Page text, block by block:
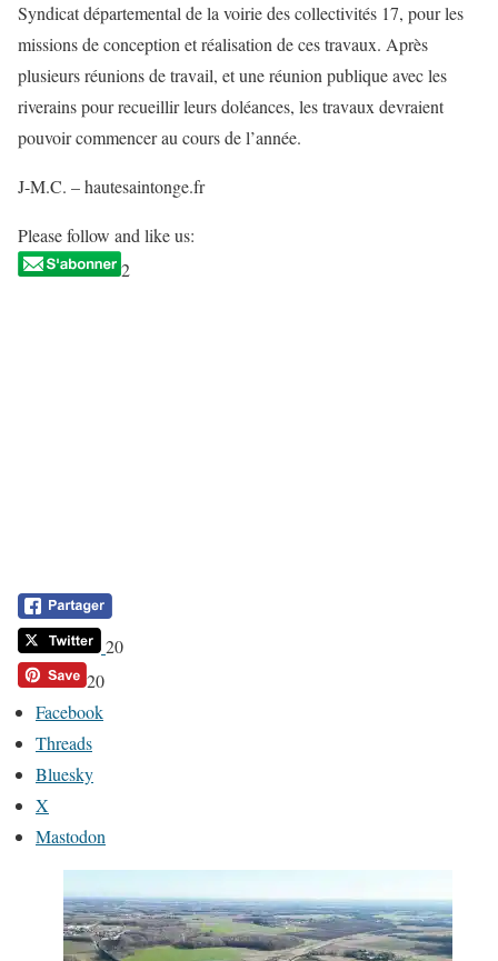
Syndicat départemental de la voirie des collectivités 17, pour les
missions de conception et réalisation de ces travaux. Après
plusieurs réunions de travail, et une réunion publique avec les
riverains pour recueillir leurs doléances, les travaux devraient
pouvoir commencer au cours de l’année.
J-M.C. – hautesaintonge.fr
Please follow and like us:
2
20
20
Facebook
Threads
Bluesky
X
Mastodon